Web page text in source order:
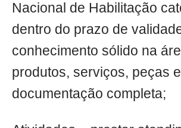
Nacional de Habilitação
dentro do prazo de
conhecimento sólido na
produtos, serviços, peças
documentação completa;